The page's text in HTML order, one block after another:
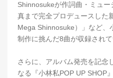
Shinnosukeが作詞曲・ミュ
真まで完全プロデュースした
Mega Shinnosuke）」など、
制作に挑んだ8曲が収録されて
さらに、アルバム発売を記念
なる『小林私POP UP SHOP